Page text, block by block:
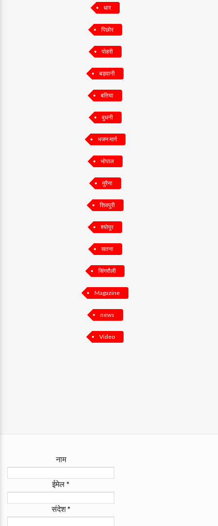
धार
पिछोर
पोहरी
बड़वानी
बतिया
बुधनी
भजन मार्ग
भोपाल
मुरैना
शिवपुरी
श्योपुर
सतना
सिंगरौली
Magazine
news
Video
नाम
ईमेल *
संदेश*